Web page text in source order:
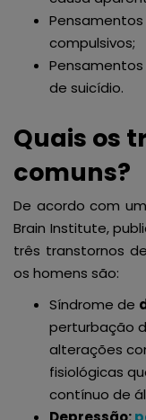
compulsivos;
de suicídio.
Quais os
comuns?
De acordo com
Brain Institute,
três transtornos
os homens são:
Síndrome de
perturbação
alterações
fisiológicas
contínuo de